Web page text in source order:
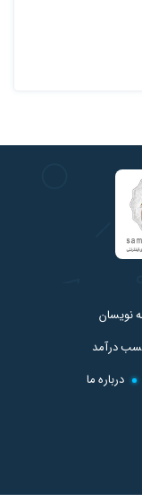
نویسان
درآمد
درباره ما